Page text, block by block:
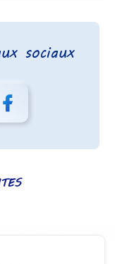
sociaux